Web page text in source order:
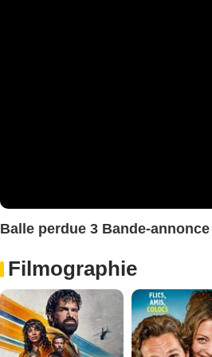
Balle perdue 3 Bande-annonce
Filmographie